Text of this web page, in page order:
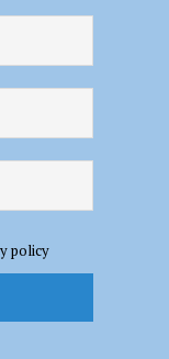
con l’Unione
policy